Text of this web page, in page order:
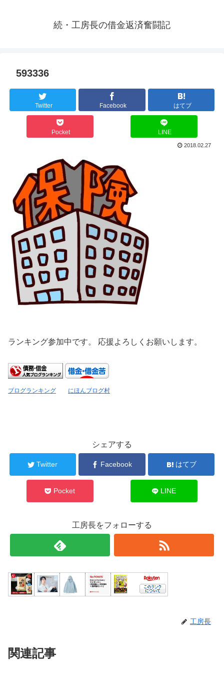
続・工房長の借金返済奮闘記
593336
Twitter Facebook はてブ
Pocket LINE
2018.02.27
ランキング参加中です。 応援よろしくお願いします。
ブログランキング にほんブログ村
シェアする
Twitter Facebook はてブ
Pocket LINE
工房長をフォローする
工房長
関連記事